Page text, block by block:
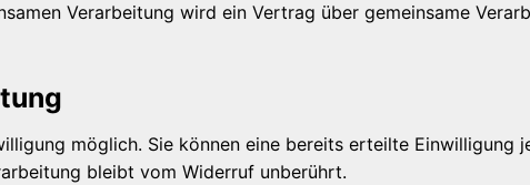
Verarbeitung wird ein Vertrag über gemeinsame
möglich. Sie können eine bereits erteilte Einwilligung
bleibt vom Widerruf unberührt.